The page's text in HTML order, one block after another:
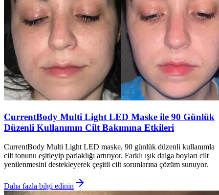
CurrentBody Multi Light LED Maske ile 90 Günlük
Düzenli Kullanımın Cilt Bakımına Etkileri
CurrentBody Multi Light LED maske, 90 günlük düzenli kullanımla
cilt tonunu eşitleyip parlaklığı artırıyor. Farklı ışık dalga boyları cilt
yenilenmesini destekleyerek çeşitli cilt sorunlarına çözüm sunuyor.
Daha fazla bilgi edinin